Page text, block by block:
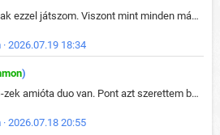
Amióta bejött, csak ezzel játszom. Viszont mint minden más - akár az alapjáték is, ez is baromira összetett lett. Néha már pár kör után is esélytelen az egész. Vagy irreállisan túltápol valaki, vagy lelép a partner, vagy csak hülye mint a segg. És amikor eljönne az én időm, na akkor jön el mindenki másé is. Engem jobban érdekelne, hogy ki milyen ratingen szokott játszani. Na ez lenne egy érdekes adat.
2026.07.19 18:34
)
Én azóta nem BG-zek amióta duo van. Pont azt szerettem benne, hogy rajtam múlik mi történik, nem pedig a társamon. Kérem vissza a régi BG-t :D
2026.07.18 20:55